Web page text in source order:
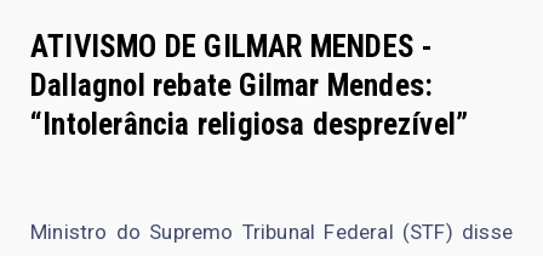
ATIVISMO DE GILMAR MENDES -
Dallagnol rebate Gilmar Mendes:
“Intolerância religiosa desprezível”
Ministro do Supremo Tribunal Federal (STF) disse